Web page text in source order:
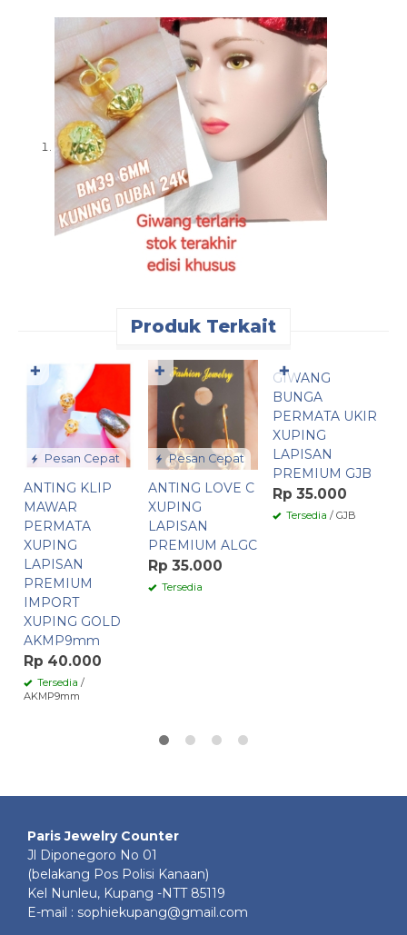
Produk Terkait
Pesan Cepat
ANTING KLIP
MAWAR
PERMATA
XUPING
LAPISAN
PREMIUM
IMPORT
XUPING GOLD
AKMP9mm
Rp 40.000
Tersedia /
AKMP9mm
✚
Pesan Cepat
ANTING LOVE C
XUPING
LAPISAN
PREMIUM ALGC
Rp 35.000
Tersedia
✚
GIWANG
BUNGA
PERMATA UKIR
XUPING
LAPISAN
PREMIUM GJB
Rp 35.000
Tersedia / GJB
✚
Paris Jewelry Counter
Jl Diponegoro No 01
(belakang Pos Polisi Kanaan)
Kel Nunleu, Kupang -NTT 85119
E-mail : sophiekupang@gmail.com